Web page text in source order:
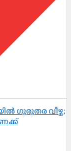
ഗുരുതര വീഴ്ച;